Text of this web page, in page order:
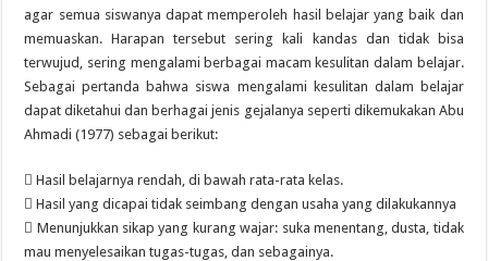
agar semua siswanya dapat memperoleh hasil belajar yang baik dan
memuaskan. Harapan tersebut sering kali kandas dan tidak bisa
terwujud, sering mengalami berbagai macam kesulitan dalam belajar.
Sebagai pertanda bahwa siswa mengalami kesulitan dalam belajar
dapat diketahui dan berhagai jenis gejalanya seperti dikemukakan Abu
Ahmadi (1977) sebagai berikut:
 Hasil belajarnya rendah, di bawah rata-rata kelas.
 Hasil yang dicapai tidak seimbang dengan usaha yang dilakukannya
 Menunjukkan sikap yang kurang wajar: suka menentang, dusta, tidak
mau menyelesaikan tugas-tugas, dan sebagainya.